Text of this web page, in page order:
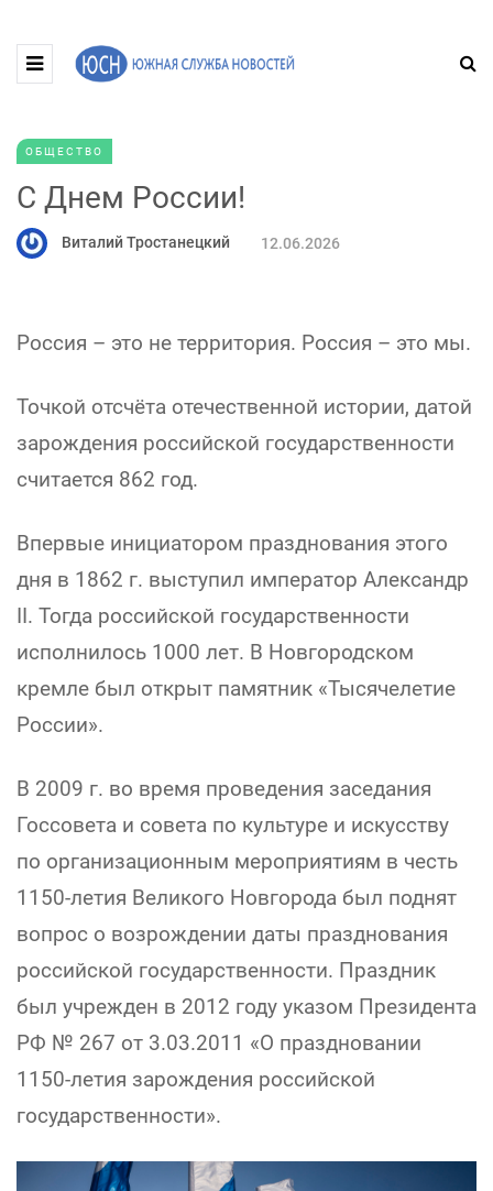
ОБЩЕСТВО
С Днем России!
Виталий Тростанецкий 12.06.2026
Россия – это не территория. Россия – это мы.
Точкой отсчёта отечественной истории, датой
зарождения российской государственности
считается 862 год.
Впервые инициатором празднования этого
дня в 1862 г. выступил император Александр
II. Тогда российской государственности
исполнилось 1000 лет. В Новгородском
кремле был открыт памятник «Тысячелетие
России».
В 2009 г. во время проведения заседания
Госсовета и совета по культуре и искусству
по организационным мероприятиям в честь
1150-летия Великого Новгорода был поднят
вопрос о возрождении даты празднования
российской государственности. Праздник
был учрежден в 2012 году указом Президента
РФ № 267 от 3.03.2011 «О праздновании
1150-летия зарождения российской
государственности».